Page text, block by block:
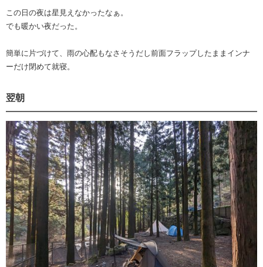
この日の夜は星見えなかったなぁ。
でも暖かい夜だった。
簡単に片づけて、雨の心配もなさそうだし前面フラップしたままインナ
ーだけ閉めて就寝。
翌朝